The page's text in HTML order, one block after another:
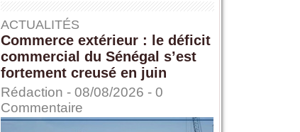
ACTUALITÉS
Commerce extérieur : le déficit
commercial du Sénégal s’est
fortement creusé en juin
Rédaction - 08/08/2026 - 0
Commentaire